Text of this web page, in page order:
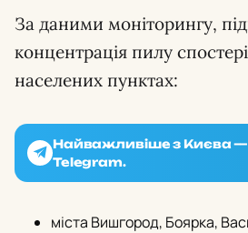
За даними моніторингу,
концентрація пилу
населених пунктах:
Найважливіше з Києва
Telegram.
міста Вишгород, Боярка,